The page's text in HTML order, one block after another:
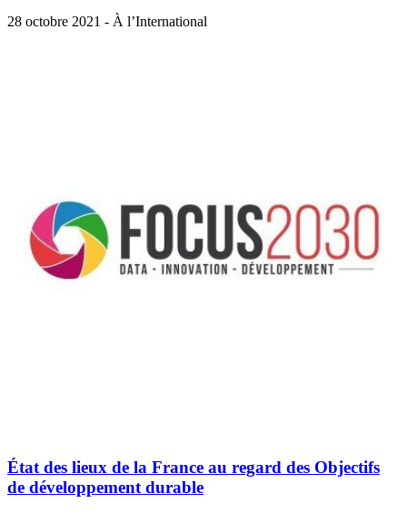
28 octobre 2021 - À l’International
État des lieux de la France au regard des Objectifs
de développement durable